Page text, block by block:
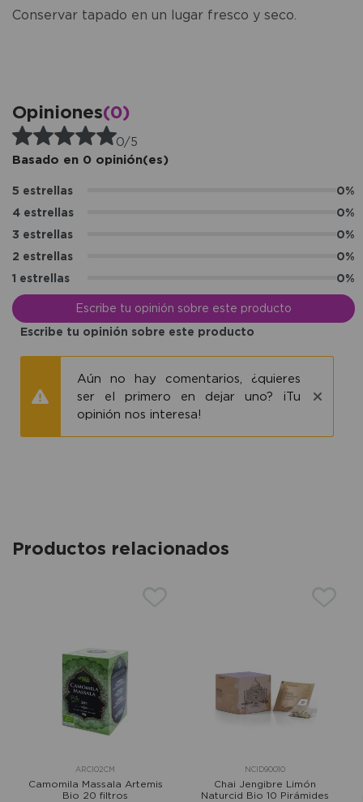
Conservar tapado en un lugar fresco y seco.
Opiniones(0)
0/5
Basado en 0 opinión(es)
5 estrellas
0%
4 estrellas
0%
3 estrellas
0%
2 estrellas
0%
1 estrellas
0%
Escribe tu opinión sobre este producto
Escribe tu opinión sobre este producto
Aún no hay comentarios, ¿quieres
ser el primero en dejar uno? ¡Tu
opinión nos interesa!
Productos relacionados
ARCI02CM
Camomila Massala Artemis
Bio 20 filtros
NCID90010
Chai Jengibre Limón
Naturcid Bio 10 Pirámides